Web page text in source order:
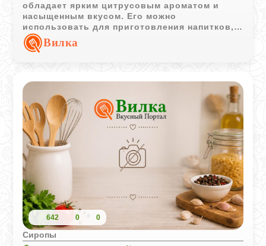
обладает ярким цитрусовым ароматом и
насыщенным вкусом. Его можно
использовать для приготовления напитков,
десертов и пропитки выпечки.
Вилка
642 0 0
Сиропы